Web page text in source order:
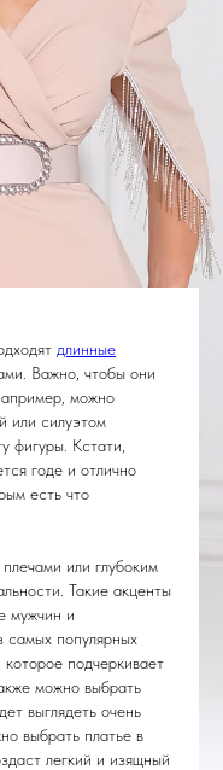
длинные
Важно, чтобы они
можно
или силуэтом
фигуры. Кстати,
годе и отлично
есть что
или глубоким
Такие акценты
мужчин и
популярных
подчеркивает
можно выбрать
выглядеть очень
выбрать платье в
легкий и изящный